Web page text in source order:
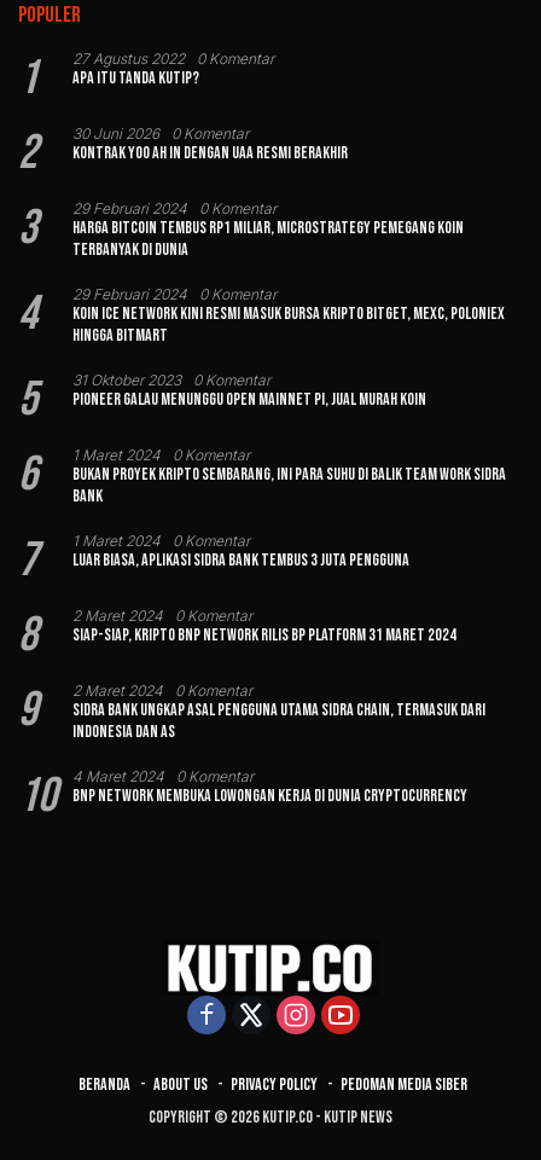
Populer
1 27 Agustus 2022 0 Komentar
Apa Itu Tanda Kutip?
2 30 Juni 2026 0 Komentar
Kontrak Yoo Ah In dengan UAA Resmi Berakhir
3 29 Februari 2024 0 Komentar
Harga Bitcoin Tembus Rp1 Miliar, MicroStrategy Pemegang Koin
Terbanyak di Dunia
4 29 Februari 2024 0 Komentar
Koin Ice Network Kini Resmi Masuk Bursa Kripto Bitget, MEXC, Poloniex
hingga BitMart
5 31 Oktober 2023 0 Komentar
Pioneer Galau Menunggu Open Mainnet Pi, Jual Murah Koin
6 1 Maret 2024 0 Komentar
Bukan Proyek Kripto Sembarang, Ini Para Suhu di Balik Team Work Sidra
Bank
7 1 Maret 2024 0 Komentar
Luar Biasa, Aplikasi Sidra Bank Tembus 3 Juta Pengguna
8 2 Maret 2024 0 Komentar
Siap-siap, Kripto BNP Network Rilis BP Platform 31 Maret 2024
9 2 Maret 2024 0 Komentar
Sidra Bank Ungkap Asal Pengguna Utama Sidra Chain, Termasuk dari
Indonesia dan AS
10 4 Maret 2024 0 Komentar
BNP Network Membuka Lowongan Kerja di Dunia Cryptocurrency
Beranda About Us Privacy Policy
Pedoman Media Siber
Copyright © 2026 Kutip.co - Kutip News